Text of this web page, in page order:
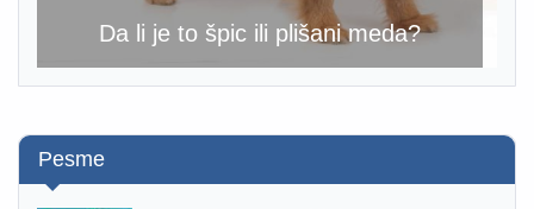
Da li je to špic ili plišani meda?
Pesme